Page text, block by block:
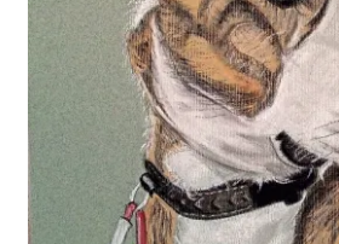
Tarifs
WPMS HTML Sitemap